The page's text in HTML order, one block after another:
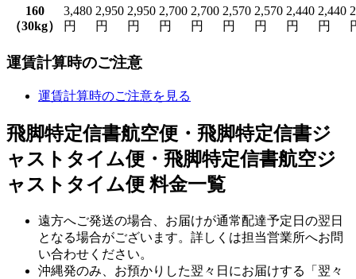
160
（30kg）
3,480
円
2,950
円
2,950
円
2,700
円
2,700
円
2,570
円
2,570
円
2,440
円
2,440
円
運賃計算時のご注意
運賃計算時のご注意を見る
飛脚特定信書航空便・飛脚特定信書ジ
ャストタイム便・飛脚特定信書航空ジ
ャストタイム便 料金一覧
遠方へご発送の場合、お届けが通常配達予定日の翌日
となる場合がございます。詳しくは担当営業所へお問
い合わせください。
沖縄発のみ、お預かりした翌々日にお届けする「翌々